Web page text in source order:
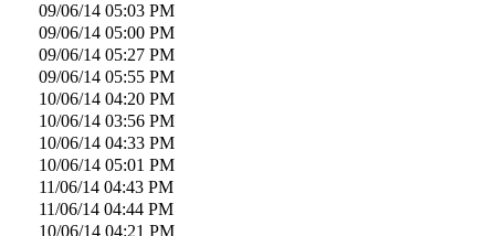
09/06/14 05:03 PM
09/06/14 05:00 PM
09/06/14 05:27 PM
09/06/14 05:55 PM
10/06/14 04:20 PM
10/06/14 03:56 PM
10/06/14 04:33 PM
10/06/14 05:01 PM
11/06/14 04:43 PM
11/06/14 04:44 PM
10/06/14 04:21 PM